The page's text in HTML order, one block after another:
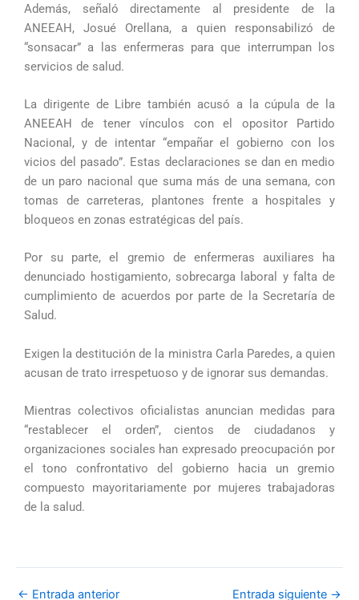
Además, señaló directamente al presidente de la
ANEEAH, Josué Orellana, a quien responsabilizó de
“sonsacar” a las enfermeras para que interrumpan los
servicios de salud.
La dirigente de Libre también acusó a la cúpula de la
ANEEAH de tener vínculos con el opositor Partido
Nacional, y de intentar “empañar el gobierno con los
vicios del pasado”. Estas declaraciones se dan en medio
de un paro nacional que suma más de una semana, con
tomas de carreteras, plantones frente a hospitales y
bloqueos en zonas estratégicas del país.
Por su parte, el gremio de enfermeras auxiliares ha
denunciado hostigamiento, sobrecarga laboral y falta de
cumplimiento de acuerdos por parte de la Secretaría de
Salud.
Exigen la destitución de la ministra Carla Paredes, a quien
acusan de trato irrespetuoso y de ignorar sus demandas.
Mientras colectivos oficialistas anuncian medidas para
“restablecer el orden”, cientos de ciudadanos y
organizaciones sociales han expresado preocupación por
el tono confrontativo del gobierno hacia un gremio
compuesto mayoritariamente por mujeres trabajadoras
de la salud.
← Entrada anterior Entrada siguiente →